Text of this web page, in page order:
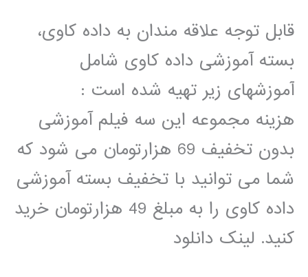
قابل توجه علاقه مندان به داده کاوی،
بسته آموزشی داده کاوی شامل
آموزشهای زیر تهیه شده است :
هزینه مجموعه این سه فیلم آموزشی
بدون تخفیف 69 هزارتومان می شود که
شما می توانید با تخفیف بسته آموزشی
داده کاوی را به مبلغ 49 هزارتومان خرید
کنید. لینک دانلود